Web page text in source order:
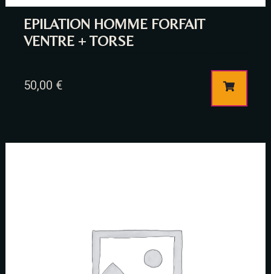
EPILATION HOMME FORFAIT
VENTRE + TORSE
50,00 €